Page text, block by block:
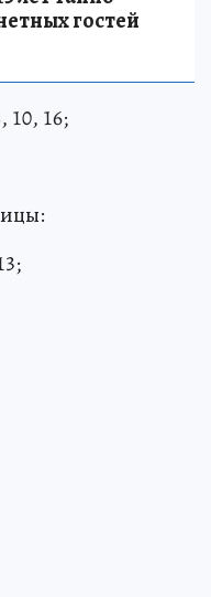
гостей
10, 16;